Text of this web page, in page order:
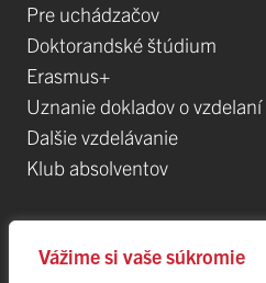
Vážime si vaše súkromie
Pre uchádzačov
Doktorandské štúdium
Erasmus+
Uznanie dokladov o vzdelaní
Dalšie vzdelávanie
Klub absolventov
Veda